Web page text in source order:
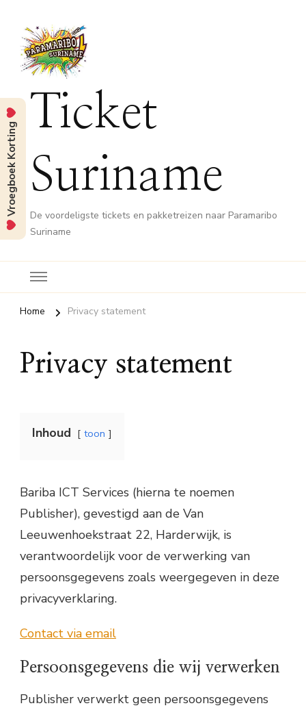
Ticket
Suriname
De voordeligste tickets en pakketreizen naar Paramaribo
Suriname
Home Privacy statement
Privacy statement
Inhoud toon
Bariba ICT Services (hierna te noemen
Publisher), gevestigd aan de Van
Leeuwenhoekstraat 22, Harderwijk, is
verantwoordelijk voor de verwerking van
persoonsgegevens zoals weergegeven in deze
privacyverklaring.
Contact via email
Persoonsgegevens die wij verwerken
Publisher verwerkt geen persoonsgegevens
Vroegboek Korting